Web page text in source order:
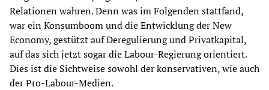
Relationen wahren. Denn was im Folgenden stattfand,
war ein Konsumboom und die Entwicklung der New
Economy, gestützt auf Deregulierung und Privatkapital,
auf das sich jetzt sogar die Labour-Regierung orientiert.
Dies ist die Sichtweise sowohl der konservativen, wie auch
der Pro-Labour-Medien.